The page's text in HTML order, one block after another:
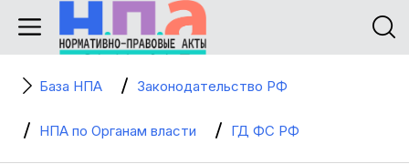
База НПА Законодательство РФ
НПА по Органам власти ГД ФС РФ